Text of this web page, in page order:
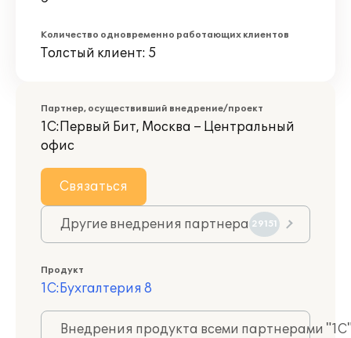
Количество одновременно работающих клиентов
Толстый клиент: 5
Партнер, осуществивший внедрение/проект
1С:Первый Бит, Москва – Центральный
офис
Связаться
Другие внедрения партнера 29151
Продукт
1С:Бухгалтерия 8
Внедрения продукта всеми партнерами